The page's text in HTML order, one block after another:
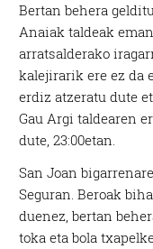
Bertan behera
Anaiak taldeak
arratsalderako
kalejirarik ere ez da
erdiz atzeratu dute
Gau Argi taldearen
dute, 23:00etan.
San Joan
Seguran. Beroak
duenez, bertan
toka eta bola